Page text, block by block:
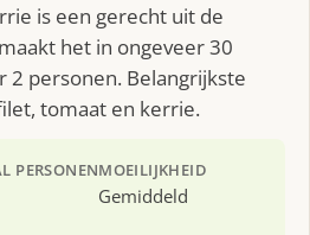
is een gerecht uit de
het in ongeveer 30
2 personen. Belangrijkste
tomaat en kerrie.
PERSONENMOEILIJKHEID
Gemiddeld